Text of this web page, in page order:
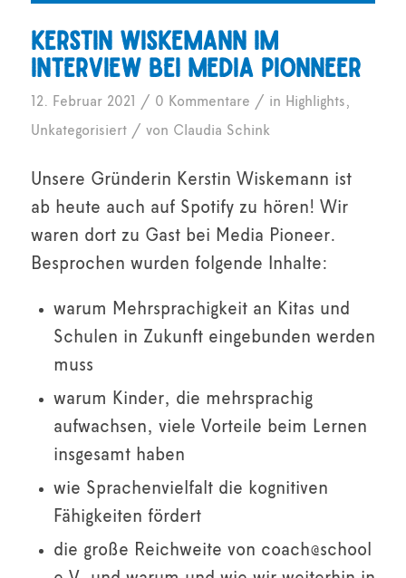
Kerstin Wiskemann im
Interview bei Media Pionneer
12. Februar 2021 / 0 Kommentare / in Highlights,
Unkategorisiert / von Claudia Schink
Unsere Gründerin Kerstin Wiskemann ist
ab heute auch auf Spotify zu hören! Wir
waren dort zu Gast bei Media Pioneer.
Besprochen wurden folgende Inhalte:
warum Mehrsprachigkeit an Kitas und
Schulen in Zukunft eingebunden werden
muss
warum Kinder, die mehrsprachig
aufwachsen, viele Vorteile beim Lernen
insgesamt haben
wie Sprachenvielfalt die kognitiven
Fähigkeiten fördert
die große Reichweite von coach@school